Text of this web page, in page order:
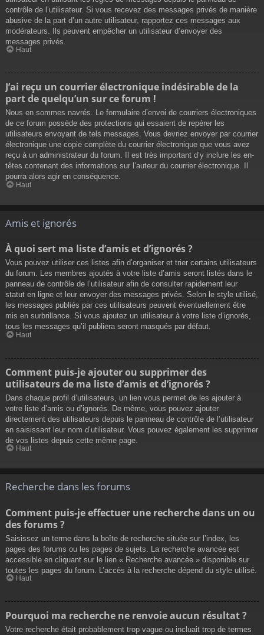
contrôle de l’utilisateur. Si vous recevez des messages privés de manière
abusive de la part d’un autre utilisateur, rapportez ces messages aux
modérateurs. Ils peuvent empêcher un utilisateur d’envoyer des
messages privés.
Haut
J’ai reçu un courrier électronique indésirable de la
part de quelqu’un sur ce forum !
Nous en sommes navrés. Le formulaire d’envoi de courriers électroniques
de ce forum possède des protections qui essaient de repérer les
utilisateurs envoyant de tels messages. Vous devriez envoyer par courrier
électronique une copie complète du courrier électronique que vous avez
reçu à un administrateur du forum. Il est très important d’y inclure les en-
têtes contenant des informations sur l’auteur du courrier électronique. Il
pourra alors agir en conséquence.
Haut
Amis et ignorés
À quoi sert ma liste d’amis et d’ignorés ?
Vous pouvez utiliser ces listes afin d’organiser et trier certains utilisateurs
du forum. Les membres ajoutés à votre liste d’amis seront listés dans le
panneau de contrôle de l’utilisateur afin de consulter rapidement leur
statut en ligne et leur envoyer des messages privés. Selon le style utilisé,
les messages publiés par ces utilisateurs peuvent éventuellement être
mis en surbrillance. Si vous ajoutez un utilisateur à votre liste d’ignorés,
tous les messages qu’il publiera seront masqués par défaut.
Haut
Comment puis-je ajouter ou supprimer des
utilisateurs de ma liste d’amis et d’ignorés ?
Dans chaque profil d’utilisateurs, un lien vous permet de les ajouter à
votre liste d’amis ou d’ignorés. De même, vous pouvez ajouter
directement des utilisateurs depuis le panneau de contrôle de l’utilisateur
en saisissant leur nom d’utilisateur. Vous pouvez également les supprimer
de vos listes depuis cette même page.
Haut
Recherche dans les forums
Comment puis-je effectuer une recherche dans un ou
des forums ?
Saisissez un terme dans la boîte de recherche située sur l’index, les
pages des forums ou les pages de sujets. La recherche avancée est
accessible en cliquant sur le lien « Recherche avancée » disponible sur
toutes les pages du forum. L’accès à la recherche dépend du style utilisé.
Haut
Pourquoi ma recherche ne renvoie aucun résultat ?
Votre recherche était probablement trop vague ou incluait trop de termes